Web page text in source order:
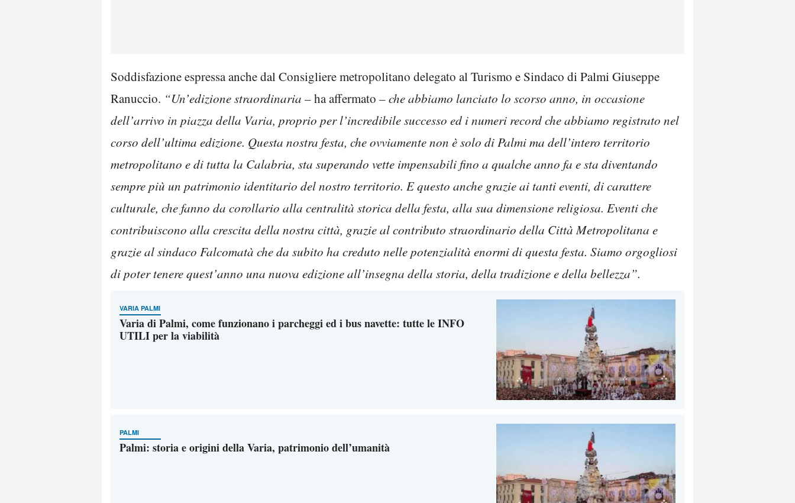
Soddisfazione espressa anche dal Consigliere metropolitano delegato al Turismo e Sindaco di Palmi Giuseppe
Ranuccio. “Un’edizione straordinaria –ha affermato – che abbiamo lanciato lo scorso anno, in occasione
dell’arrivo in piazza della Varia, proprio per l’incredibile successo ed i numeri record che abbiamo registrato nel
corso dell’ultima edizione. Questa nostra festa, che ovviamente non è solo di Palmi ma dell’intero territorio
metropolitano e di tutta la Calabria, sta superando vette impensabili fino a qualche anno fa e sta diventando
sempre più un patrimonio identitario del nostro territorio. E questo anche grazie ai tanti eventi, di carattere
culturale, che fanno da corollario alla centralità storica della festa, alla sua dimensione religiosa. Eventi che
contribuiscono alla crescita della nostra città, grazie al contributo straordinario della Città Metropolitana e
grazie al sindaco Falcomatà che da subito ha creduto nelle potenzialità enormi di questa festa. Siamo orgogliosi
di poter tenere quest’anno una nuova edizione all’insegna della storia, della tradizione e della bellezza”.
VARIA PALMI
Varia di Palmi, come funzionano i parcheggi ed i bus navette: tutte le INFO
UTILI per la viabilità
PALMI
Palmi: storia e origini della Varia, patrimonio dell’umanità